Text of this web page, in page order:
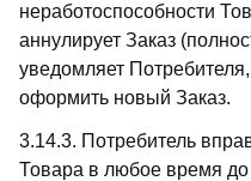
неработоспособности
аннулирует Заказ
уведомляет
оформить новый Заказ.
3.14.3. Потребитель
Товара в любое время до